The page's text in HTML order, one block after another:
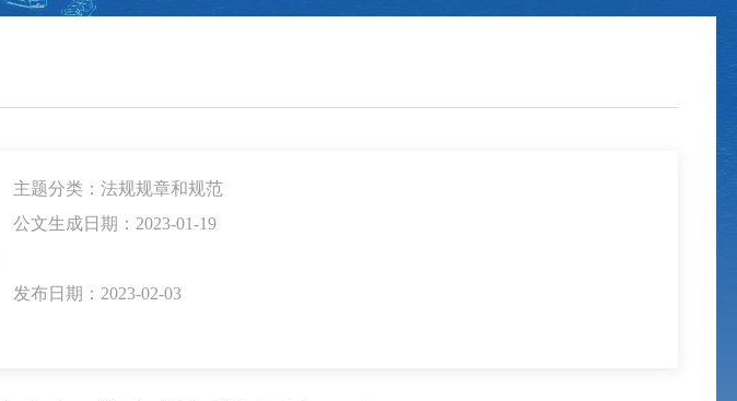
主题分类：法规规章和规范
公文生成日期：2023-01-19
发布日期：2023-02-03